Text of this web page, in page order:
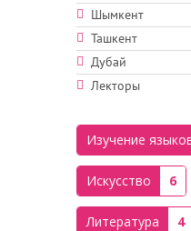
Шымкент
Ташкент
Дубай
Лекторы
Изучение
Искусство 6
Литература 4